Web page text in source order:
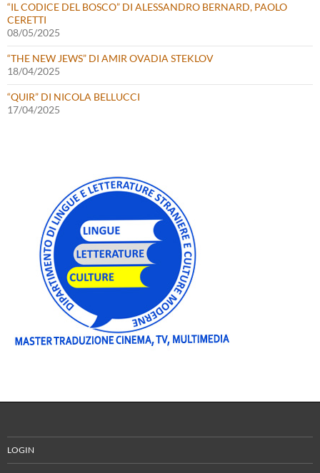
“IL CODICE DEL BOSCO” DI ALESSANDRO BERNARD, PAOLO
CERETTI
08/05/2025
“THE NEW JEWS” DI AMIR OVADIA STEKLOV
18/04/2025
“QUIR” DI NICOLA BELLUCCI
17/04/2025
LOGIN